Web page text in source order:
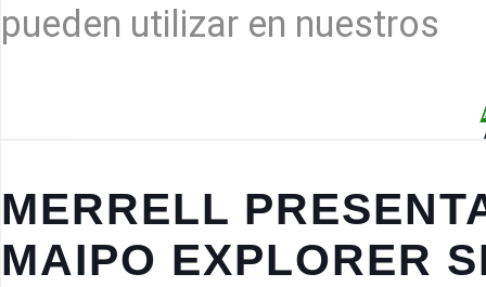
pueden utilizar en nuestros
MERRELL
MAIPO EXPLORER